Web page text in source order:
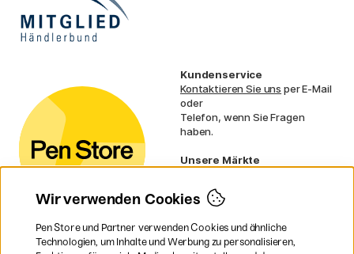
Kundenservice
Kontaktieren Sie uns per E-Mail
oder
Telefon, wenn Sie Fragen
haben.
Unsere Märkte
Norwegen
Dänemark
Frankreich
Irland
Wir verwenden Cookies
Pen Store und Partner verwenden Cookies und ähnliche
Technologien, um Inhalte und Werbung zu personalisieren,